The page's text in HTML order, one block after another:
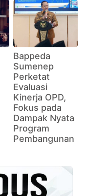
Bappeda
Sumenep
Perketat
Evaluasi
Kinerja OPD,
Fokus pada
Dampak Nyata
Program
Pembangunan